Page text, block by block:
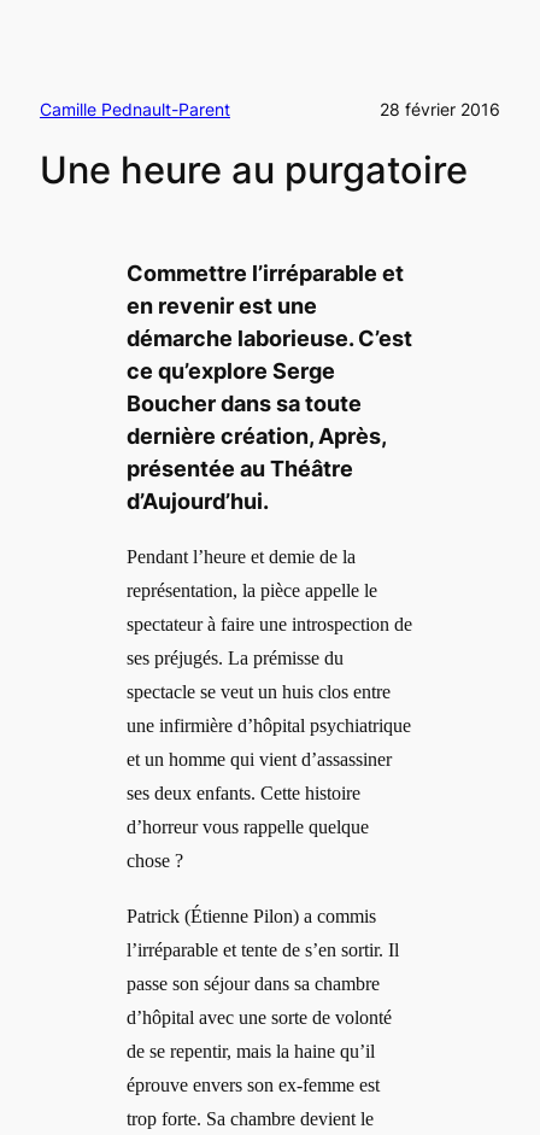
Camille Pednault-Parent 28 février 2016
Une heure au purgatoire
Commettre l’irréparable et
en revenir est une
démarche laborieuse. C’est
ce qu’explore Serge
Boucher dans sa toute
dernière création, Après,
présentée au Théâtre
d’Aujourd’hui.
Pendant l’heure et demie de la
représentation, la pièce appelle le
spectateur à faire une introspection de
ses préjugés. La prémisse du
spectacle se veut un huis clos entre
une infirmière d’hôpital psychiatrique
et un homme qui vient d’assassiner
ses deux enfants. Cette histoire
d’horreur vous rappelle quelque
chose ?
Patrick (Étienne Pilon) a commis
l’irréparable et tente de s’en sortir. Il
passe son séjour dans sa chambre
d’hôpital avec une sorte de volonté
de se repentir, mais la haine qu’il
éprouve envers son ex-femme est
trop forte. Sa chambre devient le